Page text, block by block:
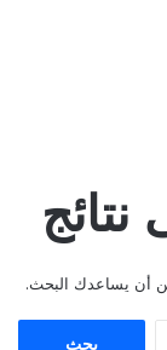
نتائج
أن يساعدك البحث.